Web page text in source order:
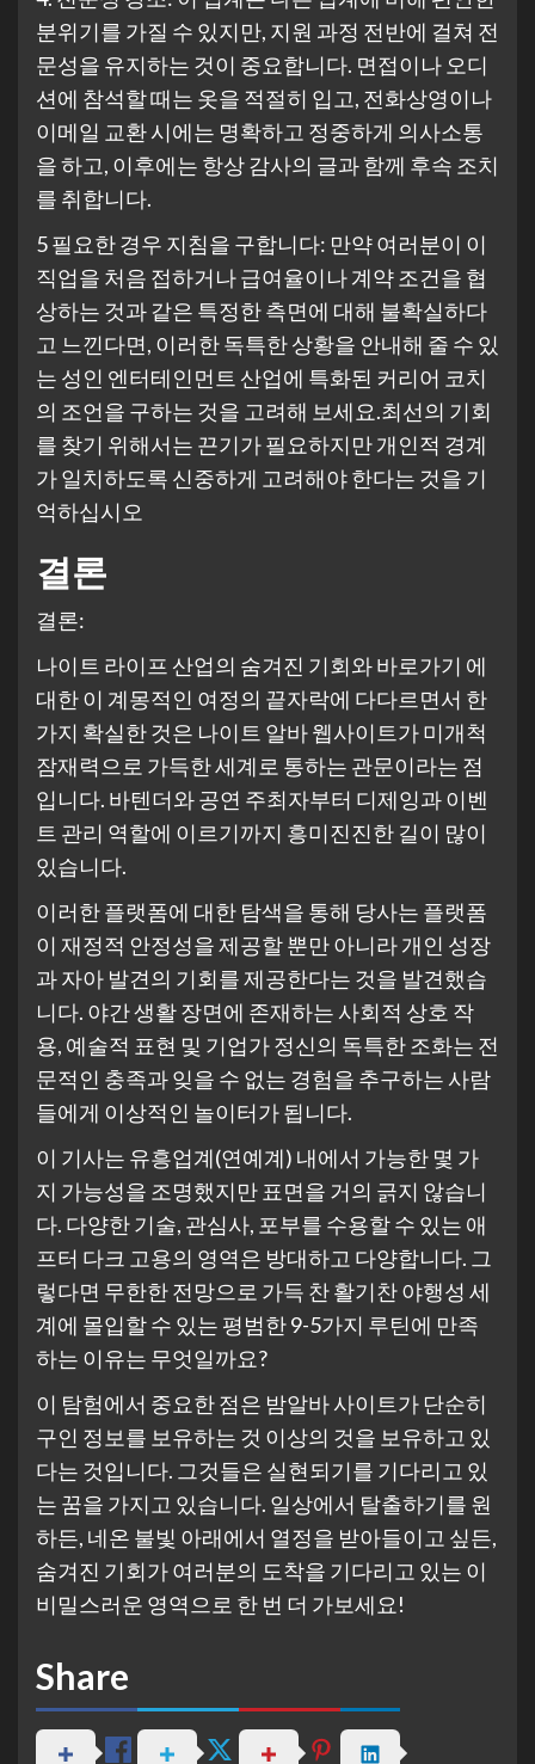
분위기를 가질 수 있지만, 지원 과정 전반에 걸쳐 전
문성을 유지하는 것이 중요합니다. 면접이나 오디
션에 참석할 때는 옷을 적절히 입고, 전화상영이나
이메일 교환 시에는 명확하고 정중하게 의사소통
을 하고, 이후에는 항상 감사의 글과 함께 후속 조치
를 취합니다.
5 필요한 경우 지침을 구합니다: 만약 여러분이 이
직업을 처음 접하거나 급여율이나 계약 조건을 협
상하는 것과 같은 특정한 측면에 대해 불확실하다
고 느낀다면, 이러한 독특한 상황을 안내해 줄 수 있
는 성인 엔터테인먼트 산업에 특화된 커리어 코치
의 조언을 구하는 것을 고려해 보세요.최선의 기회
를 찾기 위해서는 끈기가 필요하지만 개인적 경계
가 일치하도록 신중하게 고려해야 한다는 것을 기
억하십시오
결론
결론:
나이트 라이프 산업의 숨겨진 기회와바로가기 에
대한 이 계몽적인 여정의 끝자락에 다다르면서 한
가지 확실한 것은 나이트 알바 웹사이트가 미개척
잠재력으로 가득한 세계로 통하는 관문이라는 점
입니다. 바텐더와 공연 주최자부터 디제잉과 이벤
트 관리 역할에 이르기까지 흥미진진한 길이 많이
있습니다.
이러한 플랫폼에 대한 탐색을 통해 당사는 플랫폼
이 재정적 안정성을 제공할 뿐만 아니라 개인 성장
과 자아 발견의 기회를 제공한다는 것을 발견했습
니다. 야간 생활 장면에 존재하는 사회적 상호 작
용, 예술적 표현 및 기업가 정신의 독특한 조화는 전
문적인 충족과 잊을 수 없는 경험을 추구하는 사람
들에게 이상적인 놀이터가 됩니다.
이 기사는 유흥업계(연예계) 내에서 가능한 몇 가
지 가능성을 조명했지만 표면을 거의 긁지 않습니
다. 다양한 기술, 관심사, 포부를 수용할 수 있는 애
프터 다크 고용의 영역은 방대하고 다양합니다. 그
렇다면 무한한 전망으로 가득 찬 활기찬 야행성 세
계에 몰입할 수 있는 평범한 9-5가지 루틴에 만족
하는 이유는 무엇일까요?
이 탐험에서 중요한 점은 밤알바 사이트가 단순히
구인 정보를 보유하는 것 이상의 것을 보유하고 있
다는 것입니다. 그것들은 실현되기를 기다리고 있
는 꿈을 가지고 있습니다. 일상에서 탈출하기를 원
하든, 네온 불빛 아래에서 열정을 받아들이고 싶든,
숨겨진 기회가 여러분의 도착을 기다리고 있는 이
비밀스러운 영역으로 한 번 더 가보세요!
Share